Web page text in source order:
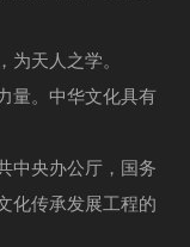
为天人之学。
量。中华文化具有
中央办公厅，国务
化传承发展工程的